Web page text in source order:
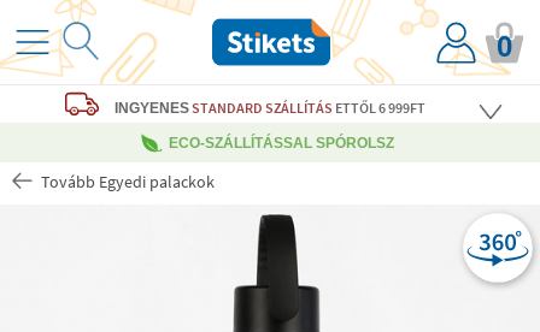
0
INGYENESSTANDARD SZÁLLÍTÁS ETTŐL 6 999FT
ECO-SZÁLLÍTÁSSAL SPÓROLSZ
Tovább Egyedi palackok